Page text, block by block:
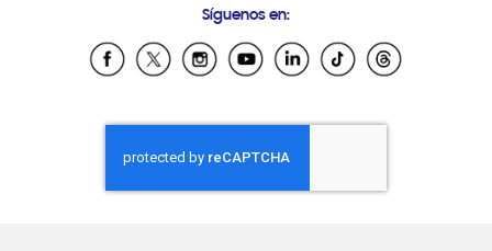
Samsung Ecuador
Samsung El Salvador
Samsung Honduras
Samsung Nicaragua
Samsung Panamá
Síguenos en: